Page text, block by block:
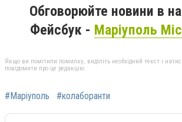
Обговорюйте новини в
Фейсбук - Маріуполь
Якщо ви помітили помилку, виділіть необхідний текст і
повідомити про це редакцію
#Маріуполь #колаборанти